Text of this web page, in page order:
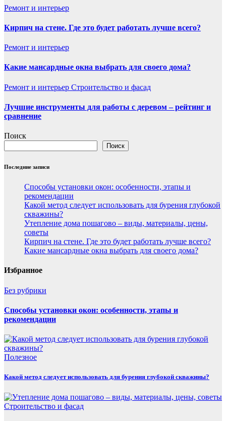
Ремонт и интерьер
Кирпич на стене. Где это будет работать лучше всего?
Ремонт и интерьер
Какие мансардные окна выбрать для своего дома?
Ремонт и интерьер Строительство и фасад
Лучшие инструменты для работы с деревом – рейтинг и
сравнение
Поиск
Поиск
Последние записи
Способы установки окон: особенности, этапы и
рекомендации
Какой метод следует использовать для бурения глубокой
скважины?
Утепление дома пошагово – виды, материалы, цены,
советы
Кирпич на стене. Где это будет работать лучше всего?
Какие мансардные окна выбрать для своего дома?
Избранное
Без рубрики
Способы установки окон: особенности, этапы и
рекомендации
Полезнoe
Какой метод следует использовать для бурения глубокой скважины?
Строительство и фасад